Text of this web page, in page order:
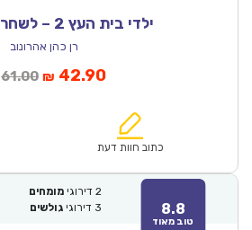
ילדי בית העץ 2 – לשחרר את כפיר
רן כהן אהרונוב
61.00המחיר
₪61.00.
₪ 42.90המחיר
הוא:
כתוב חוות דעת
8.8
טוב מאוד
2 דירוגי מומחים
3 דירוגי גולשים